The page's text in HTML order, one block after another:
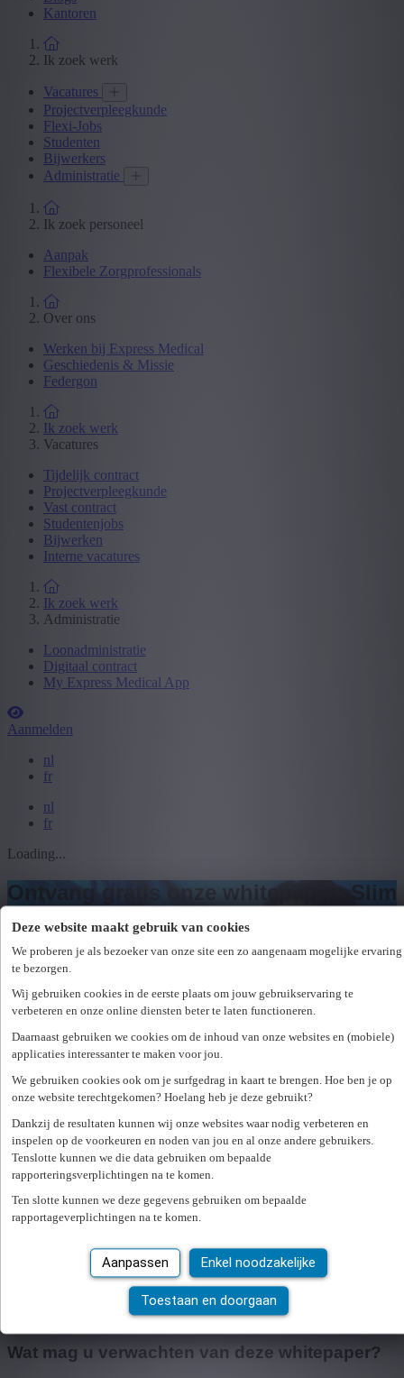
Deze website maakt gebruik van cookies
We proberen je als bezoeker van onze site een zo aangenaam mogelijke ervaring
te bezorgen.
Wij gebruiken cookies in de eerste plaats om jouw gebruikservaring te
verbeteren en onze online diensten beter te laten functioneren.
Daarnaast gebruiken we cookies om de inhoud van onze websites en (mobiele)
applicaties interessanter te maken voor jou.
We gebruiken cookies ook om je surfgedrag in kaart te brengen. Hoe ben je op
onze website terechtgekomen? Hoelang heb je deze gebruikt?
Dankzij de resultaten kunnen wij onze websites waar nodig verbeteren en
inspelen op de voorkeuren en noden van jou en al onze andere gebruikers.
Tenslotte kunnen we die data gebruiken om bepaalde
rapporteringsverplichtingen na te komen.
Ten slotte kunnen we deze gegevens gebruiken om bepaalde
rapportageverplichtingen na te komen.
Aanpassen Enkel noodzakelijke
Toestaan en doorgaan
Kantoren
Ik zoek werk
Vacatures
Projectverpleegkunde
Flexi-Jobs
Studenten
Bijwerkers
Administratie
Ik zoek personeel
Aanpak
Flexibele Zorgprofessionals
Over ons
Werken bij Express Medical
Geschiedenis & Missie
Federgon
Ik zoek werk
Vacatures
Tijdelijk contract
Projectverpleegkunde
Vast contract
Studentenjobs
Bijwerken
Interne vacatures
Ik zoek werk
Administratie
Loonadministratie
Digitaal contract
My Express Medical App
Aanmelden
nl
fr
nl
fr
Loading...
Ontvang gratis onze whitepaper:Slim
aanbesteden in de zorgsector
Een praktische gids voor
aankoopverantwoordelijken.
Whitepaper aanvragen >>
Hoe zorgt u voor een efficiënte inzet
van flexibel personeel binnen uw
zorginstelling?
De zorgsector staat voor grote uitdagingen. Door krapte op
de arbeidsmarkt en strengere regelgeving wordt het vinden
van betrouwbare, flexibele arbeidskrachten steeds moeilijker.
waarde van €143.000 een formele aanbestedingsprocedure
wettelijk verplicht.
Om u als aankoopverantwoordelijke te ondersteunen, deelt
Express Medicalhaar jarenlange ervaring met
aanbestedingen in de zorgsector via een exclusieve
whitepaper. Deze praktische gids helpt u om strategisch,
doordacht en succesvol aan te besteden.
Wat mag u verwachten van deze whitepaper?